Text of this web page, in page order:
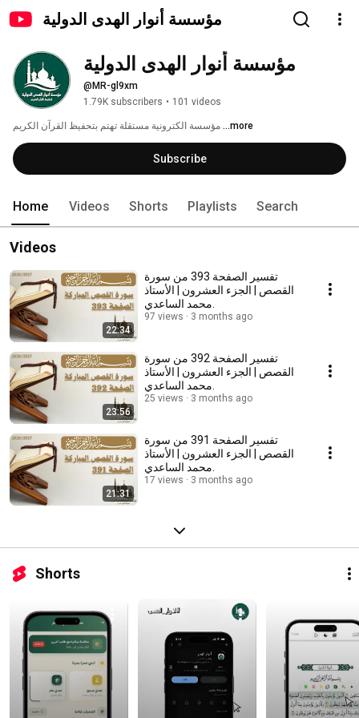
مؤسسة أنوار الهدى الدولية
مؤسسة أنوار الهدى الدولية
@MR-gl9xm
1.79K subscribers • 101 videos
...more
Subscribe
Home Videos Shorts Playlists Search
Videos
22:34
تفسير الصفحة 393 من سورة
القصص | الجزء العشرون | الأستاذ
97 views 3 months ago
23:56
تفسير الصفحة 392 من سورة
القصص | الجزء العشرون | الأستاذ
25 views 3 months ago
21:31
تفسير الصفحة 391 من سورة
القصص | الجزء العشرون | الأستاذ
17 views 3 months ago
Shorts